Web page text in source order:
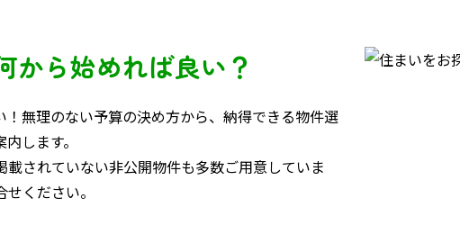
から始めれば良い？
！無理のない予算の決め方から、納得できる物件選
します。
載されていない非公開物件も多数ご用意していま
ください。